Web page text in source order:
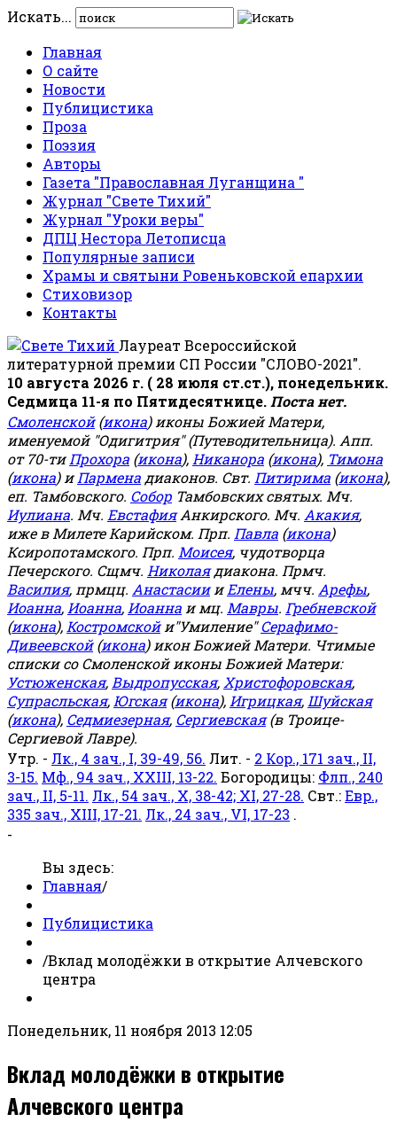
Искать...
Главная
О сайте
Новости
Публицистика
Проза
Поэзия
Авторы
Газета "Православная Луганщина "
Журнал "Свете Тихий"
Журнал "Уроки веры"
ДПЦ Нестора Летописца
Популярные записи
Храмы и святыни Ровеньковской епархии
Стиховизор
Контакты
Лауреат Всероссийской
литературной премии СП России "СЛОВО-2021".
10 августа 2026 г. ( 28 июля ст.ст.), понедельник.
Седмица 11-я по Пятидесятнице. Поста нет.
Смоленской(икона) иконы Божией Матери,
именуемой "Одигитрия" (Путеводительница). Апп.
от 70-тиПрохора (икона), Никанора (икона), Тимона
(икона) иПармена диаконов. Свт. Питирима (икона),
еп. Тамбовского. Собор Тамбовских святых. Мч.
Иулиана. Мч. ЕвстафияАнкирского. Мч. Акакия,
иже в Милете Карийском. Прп. Павла (икона)
Ксиропотамского. Прп. Моисея, чудотворца
Печерского. Сщмч. Николаядиакона. Прмч.
Василия, прмцц. АнастасиииЕлены, мчч. Арефы,
Иоанна, Иоанна, Иоанна и мц. Мавры. Гребневской
(икона), Костромскойи"Умиление"Серафимо-
Дивеевской(икона) икон Божией Матери. Чтимые
списки со Смоленской иконы Божией Матери:
Устюженская, Выдропусская, Христофоровская,
Супрасльская, Югская(икона), Игрицкая, Шуйская
(икона), Седмиезерная, Сергиевская(в Троице-
Сергиевой Лавре).
Утр. - Лк., 4 зач., I, 39-49, 56. Лит. - 2 Кор., 171 зач., II,
3-15. Мф., 94 зач., XXIII, 13-22. Богородицы: Флп., 240
зач., II, 5-11. Лк., 54 зач., X, 38-42; XI, 27-28. Свт.:Евр.,
335 зач., XIII, 17-21. Лк., 24 зач., VI, 17-23 .
-
Вы здесь:
Главная/
Публицистика
/Вклад молодёжки в открытие Алчевского
центра
Понедельник, 11 ноября 2013 12:05
Вклад молодёжки в открытие
Алчевского центра